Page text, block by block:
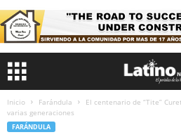
Inicio Farándula
El centenario de “Tite”
varias generaciones
FARÁNDULA